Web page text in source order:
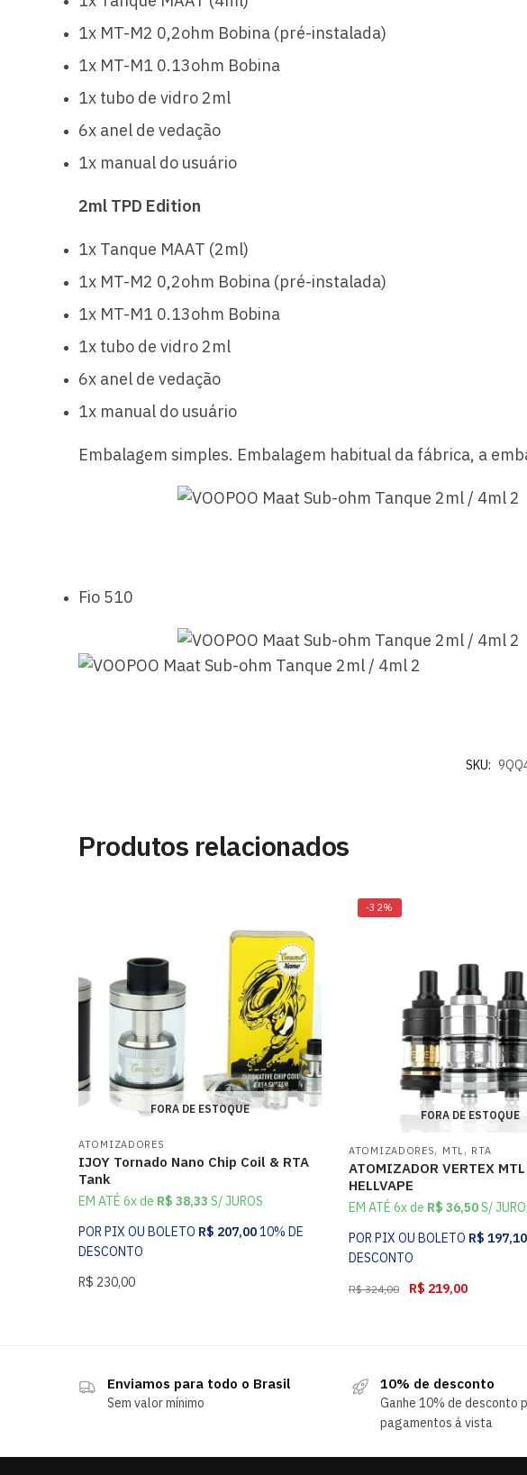
1x MT-M2 0,2ohm Bobina (pré-instalada)
1x MT-M1 0.13ohm Bobina
1x tubo de vidro 2ml
6x anel de vedação
1x manual do usuário
2ml TPD Edition
1x Tanque MAAT (2ml)
1x MT-M2 0,2ohm Bobina (pré-instalada)
1x MT-M1 0.13ohm Bobina
1x tubo de vidro 2ml
6x anel de vedação
1x manual do usuário
Embalagem simples. Embalagem habitual da fábrica, a
Fio 510
SKU:
Produtos relacionados
FORA DE ESTOQUE
ATOMIZADORES
IJOY Tornado Nano Chip Coil & RTA
Tank
EM ATÉ 6x de R$ 38,33 S/ JUROS
POR PIX OU BOLETO R$ 207,0010% DE
DESCONTO
R$ 230,00
-32%
FORA DE ESTOQUE
ATOMIZADORES, MTL , RTA
ATOMIZADOR VERTEX
HELLVAPE
EM ATÉ 6x de R$ 36,50S/
POR PIX OU BOLETO R$ 197,10
DESCONTO
R$324,00 R$ 219,00
Enviamos para todo o Brasil
Sem valor mínimo
10% de desconto
Ganhe 10% de desconto
pagamentos á vista